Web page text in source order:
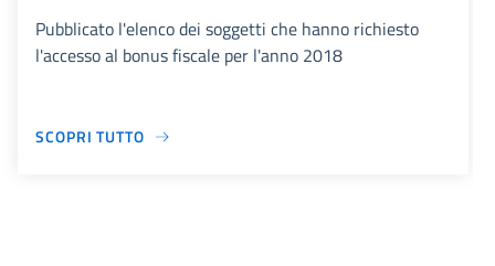
Pubblicato l'elenco dei soggetti che hanno richiesto
l'accesso al bonus fiscale per l'anno 2018
SCOPRI TUTTO